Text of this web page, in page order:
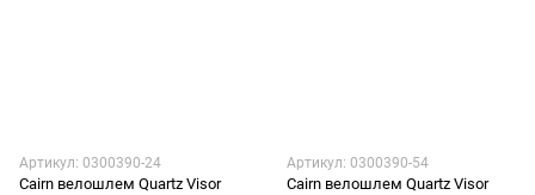
Артикул: 0300390-24
Cairn велошлем Quartz Visor
Артикул: 0300390-54
Cairn велошлем Quartz Visor